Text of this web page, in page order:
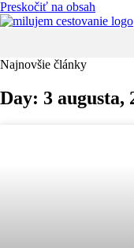
Preskočiť na obsah
Najnovšie články
Day: 3 augusta,